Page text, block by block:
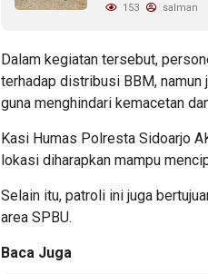
153 salman
Dalam kegiatan tersebut,
terhadap distribusi BBM, namun
guna menghindari kemacetan
Kasi Humas Polresta Sidoarjo
lokasi diharapkan mampu
Selain itu, patroli ini juga
area SPBU.
Baca Juga